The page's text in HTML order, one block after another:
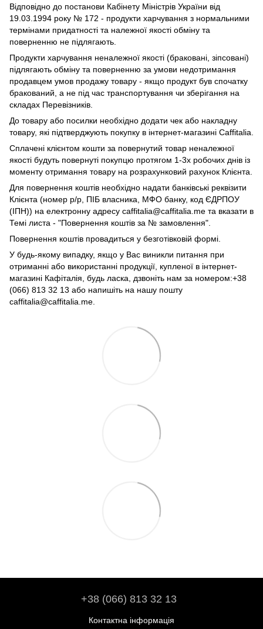
Відповідно до постанови Кабінету Міністрів України від
19.03.1994 року № 172 - продукти харчування з нормальними
термінами придатності та належної якості обміну та
поверненню не підлягають.
Продукти харчування неналежної якості (браковані, зіпсовані)
підлягають обміну та поверненню за умови недотримання
продавцем умов продажу товару - якщо продукт був спочатку
бракований, а не під час транспортування чи зберігання на
складах Перевізників.
До товару або посилки необхідно додати чек або накладну
товару, які підтверджують покупку в інтернет-магазині Caffitalia.
Сплачені клієнтом кошти за повернутий товар неналежної
якості будуть повернуті покупцю протягом 1-3х робочих днів із
моменту отримання товару на розрахунковий рахунок Клієнта.
Для повернення коштів необхідно надати банківські реквізити
Клієнта (номер р/р, ПІБ власника, МФО банку, код ЄДРПОУ
(ІПН)) на електронну адресу caffitalia@caffitalia.me та вказати в
Темі листа - "Повернення коштів за № замовлення".
Повернення коштів провадиться у безготівковій формі.
У будь-якому випадку, якщо у Вас виникли питання при
отриманні або використанні продукції, купленої в інтернет-
магазині Кафіталія, будь ласка, дзвоніть нам за номером:+38
(066) 813 32 13 або напишіть на нашу пошту
caffitalia@caffitalia.me.
+38 (066) 813 32 13
Контактна інформація